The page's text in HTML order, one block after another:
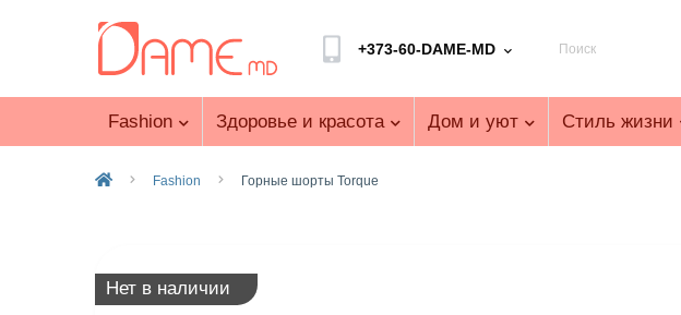
+373-60-DAME-MD
Fashion Здоровье и красота Дом и уют Стиль жизни
Fashion Горные шорты Torque
Нет в наличии